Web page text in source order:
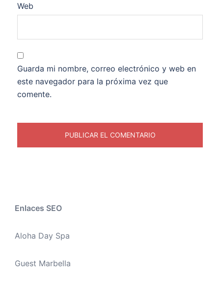
Web
Guarda mi nombre, correo electrónico y web en
este navegador para la próxima vez que
comente.
Enlaces SEO
Aloha Day Spa
Guest Marbella